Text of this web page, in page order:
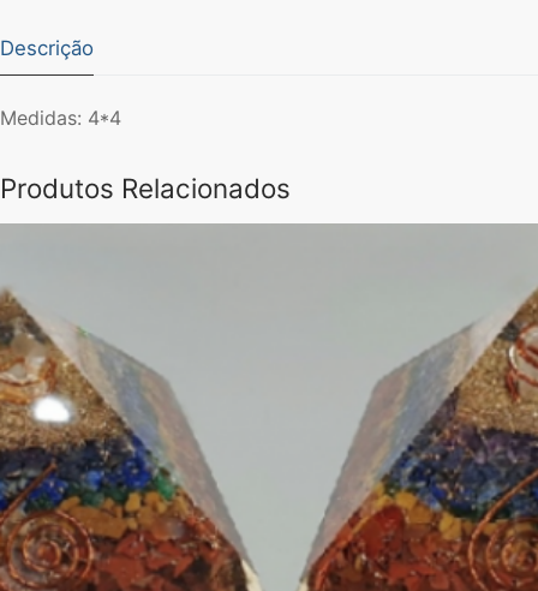
Descrição
Medidas: 4*4
Produtos Relacionados